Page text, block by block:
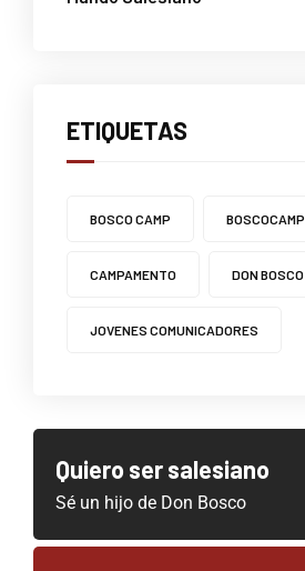
ETIQUETAS
BOSCO CAMP BOSCOCAMP
CAMPAMENTO DON BOSCO
JOVENES COMUNICADORES
Quiero ser salesiano
Sé un hijo de Don Bosco